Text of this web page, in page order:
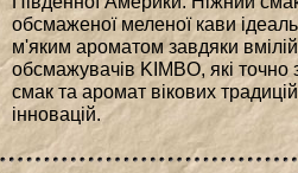
обсмаженої меленої кави
м'яким ароматом завдяки
обсмажувачів KIMBO, які точно
смак та аромат вікових
інновацій.